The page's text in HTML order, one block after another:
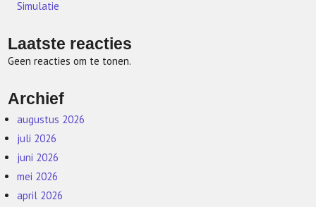
Simulatie
Laatste reacties
Geen reacties om te tonen.
Archief
augustus 2026
juli 2026
juni 2026
mei 2026
april 2026